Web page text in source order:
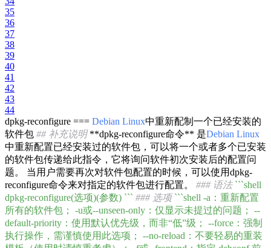
35
36
37
38
39
40
41
42
43
44
dpkg-reconfigure === Debian Linux中重新配制一个已经安装的
软件包 ## 补充说明**dpkg-reconfigure命令** 是Debian Linux
中重新配置已经安装过的软件包，可以将一个或者多个已安装
的软件包传递给此指令，它将询问软件初次安装后的配置问
题。 当用户需要再次对软件包配置的时候，可以使用dpkg-
reconfigure命令来对指定的软件包进行配置。 ### 语法 ```shell
dpkg-reconfigure(选项)(参数) ``` ### 选项 ```shell -a：重新配置
所有的软件包； -u或--unseen-only：仅显示未提过的问题； --
default-priority：使用默认优先级，而非“低”级； --force：强制
执行操作，需谨慎使用此选项； --no-reload：不要轻易的重装